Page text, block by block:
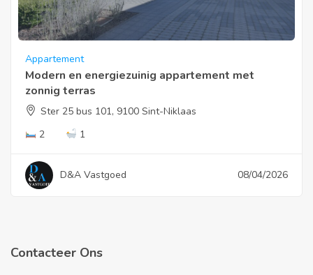
Appartement
Modern en energiezuinig appartement met
zonnig terras
Ster 25 bus 101, 9100 Sint-Niklaas
2
1
D&A Vastgoed 08/04/2026
Contacteer Ons